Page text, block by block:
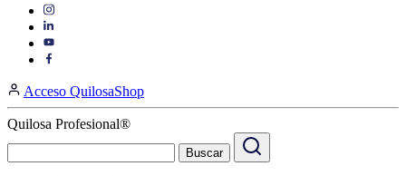
Visit
https://www.instagram.com/quilosa_selena/
Visit
our
Visit
page
https://www.facebook.com/QuilosaSelenaIberia/
page
Acceso QuilosaShop
Quilosa Profesional®